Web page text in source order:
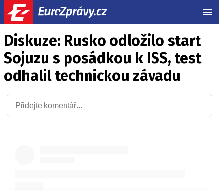
Diskuze: Rusko odložilo start
Sojuzu s posádkou k ISS, test
odhalil technickou závadu